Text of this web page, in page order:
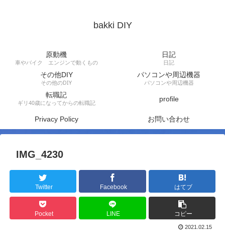
bakki DIY
原動機
車やバイク エンジンで動くもの
日記
日記
その他DIY
その他のDIY
パソコンや周辺機器
パソコンや周辺機器
転職記
ギリ40歳になってからの転職記 profile
Privacy Policy お問い合わせ
IMG_4230
Twitter Facebook はてブ
Pocket LINE コピー
2021.02.15